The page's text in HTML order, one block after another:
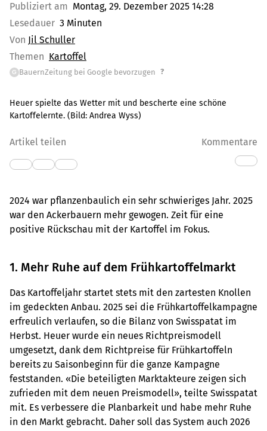
Publiziert am Montag, 29. Dezember 2025 14:28
Lesedauer 3 Minuten
Von Jil Schuller
Themen Kartoffel
G BauernZeitung bei Google bevorzugen ?
Heuer spielte das Wetter mit und bescherte eine schöne
Kartoffelernte. (Bild: Andrea Wyss)
Artikel teilen Kommentare
2024 war pflanzenbaulich ein sehr schwieriges Jahr. 2025
war den Ackerbauern mehr gewogen. Zeit für eine
positive Rückschau mit der Kartoffel im Fokus.
1. Mehr Ruhe auf dem Frühkartoffelmarkt
Das Kartoffeljahr startet stets mit den zartesten Knollen
im gedeckten Anbau. 2025 sei die Frühkartoffelkampagne
erfreulich verlaufen, so die Bilanz von Swisspatat im
Herbst. Heuer wurde ein neues Richtpreismodell
umgesetzt, dank dem Richtpreise für Frühkartoffeln
bereits zu Saisonbeginn für die ganze Kampagne
feststanden. «Die beteiligten Marktakteure zeigen sich
zufrieden mit dem neuen Preismodell», teilte Swisspatat
mit. Es verbessere die Planbarkeit und habe mehr Ruhe
in den Markt gebracht. Daher soll das System auch 2026